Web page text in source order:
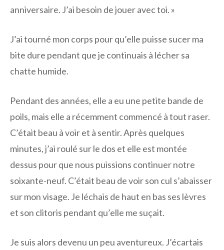
anniversaire. J’ai besoin de jouer avec toi. »
J’ai tourné mon corps pour qu’elle puisse sucer ma
bite dure pendant que je continuais à lécher sa
chatte humide.
Pendant des années, elle a eu une petite bande de
poils, mais elle a récemment commencé à tout raser.
C’était beau à voir et à sentir. Après quelques
minutes, j’ai roulé sur le dos et elle est montée
dessus pour que nous puissions continuer notre
soixante-neuf. C’était beau de voir son cul s’abaisser
sur mon visage. Je léchais de haut en bas ses lèvres
et son clitoris pendant qu’elle me suçait.
Je suis alors devenu un peu aventureux. J’écartais